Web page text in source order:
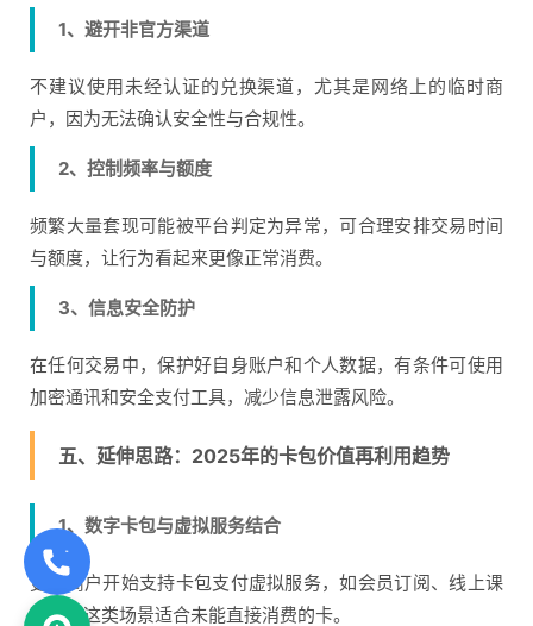
1、避开非官方渠道
不建议使用未经认证的兑换渠道，尤其是网络上的临时商
户，因为无法确认安全性与合规性。
2、控制频率与额度
频繁大量套现可能被平台判定为异常，可合理安排交易时间
与额度，让行为看起来更像正常消费。
3、信息安全防护
在任何交易中，保护好自身账户和个人数据，有条件可使用
加密通讯和安全支付工具，减少信息泄露风险。
五、延伸思路：2025年的卡包价值再利用趋势
1、数字卡包与虚拟服务结合
更多商户开始支持卡包支付虚拟服务，如会员订阅、线上课
程等，这类场景适合未能直接消费的卡。